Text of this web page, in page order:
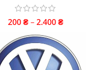
200₴ – 2.400₴